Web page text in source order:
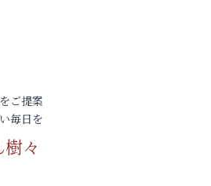
ご提案
毎日を
々